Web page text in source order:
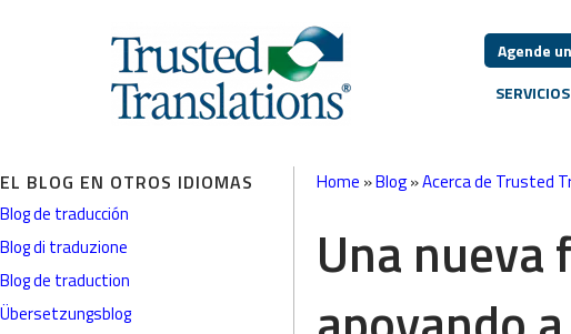
Agende
SERVICIOS
EL BLOG EN OTROS IDIOMAS
Blog de traducción
Blog di traduzione
Blog de traduction
Übersetzungsblog
Home »Blog»Acerca de Trusted
Una nueva